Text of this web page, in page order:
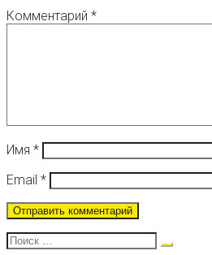
Комментарий *
Имя *
Email *
Поиск: